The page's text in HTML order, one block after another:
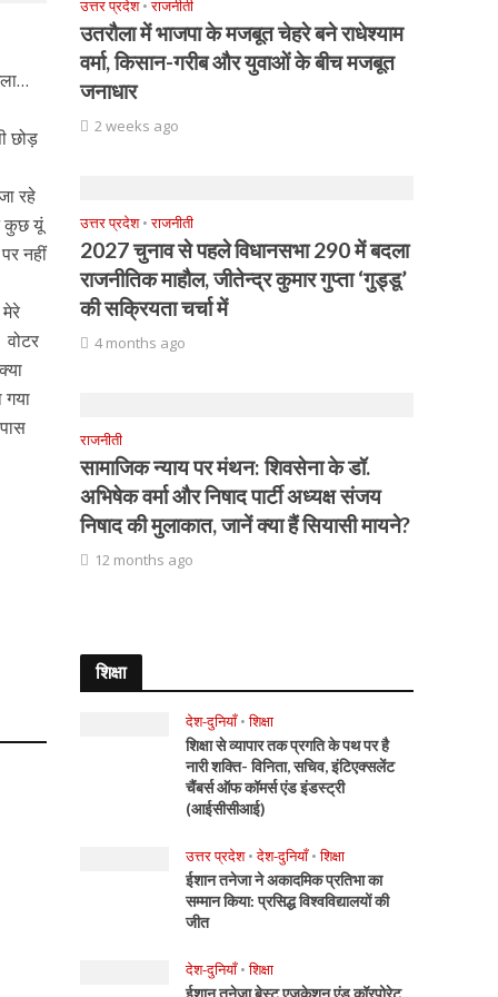
छोड़
रहे
कुछ यूं
नहीं
उत्तर प्रदेश • राजनीती
उतरौला में भाजपा के मजबूत चेहरे बने राधेश्याम
वर्मा, किसान-गरीब और युवाओं के बीच मजबूत
जनाधार
2 weeks ago
उत्तर प्रदेश • राजनीती
2027 चुनाव से पहले विधानसभा 290 में बदला
राजनीतिक माहौल, जीतेन्द्र कुमार गुप्ता ‘गुड्डू’
की सक्रियता चर्चा में
4 months ago
राजनीती
सामाजिक न्याय पर मंथन: शिवसेना के डॉ.
अभिषेक वर्मा और निषाद पार्टी अध्यक्ष संजय
निषाद की मुलाकात, जानें क्या हैं सियासी मायने?
12 months ago
शिक्षा
देश-दुनियाँ • शिक्षा
शिक्षा से व्यापार तक प्रगति के पथ पर है
नारी शक्ति- विनिता, सचिव, इंटिएक्सलेंट
चैंबर्स ऑफ कॉमर्स एंड इंडस्ट्री
(आईसीसीआई)
उत्तर प्रदेश • देश-दुनियाँ • शिक्षा
ईशान तनेजा ने अकादमिक प्रतिभा का
सम्मान किया: प्रसिद्ध विश्वविद्यालयों की
जीत
देश-दुनियाँ • शिक्षा
ईशान तनेजा बेस्ट एजुकेशन एंड कॉरपोरेट